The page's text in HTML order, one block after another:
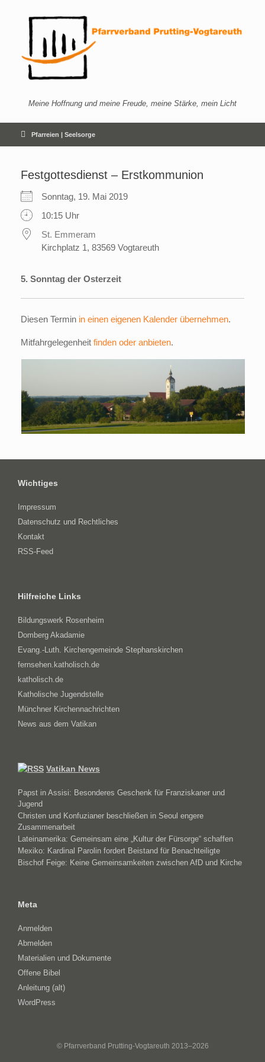
Meine Hoffnung und meine Freude, meine Stärke, mein Licht
Pfarreien | Seelsorge
Festgottesdienst – Erstkommunion
Sonntag, 19. Mai 2019
10:15 Uhr
St. Emmeram
Kirchplatz 1, 83569 Vogtareuth
5. Sonntag der Osterzeit
Diesen Termin in einen eigenen Kalender übernehmen.
Mitfahrgelegenheit finden oder anbieten.
Wichtiges
Impressum
Datenschutz und Rechtliches
Kontakt
RSS-Feed
Hilfreiche Links
Bildungswerk Rosenheim
Domberg Akadamie
Evang.-Luth. Kirchengemeinde Stephanskirchen
fernsehen.katholisch.de
katholisch.de
Katholische Jugendstelle
Münchner Kirchennachrichten
News aus dem Vatikan
Vatikan News
Papst in Assisi: Besonderes Geschenk für Franziskaner und
Jugend
Christen und Konfuzianer beschließen in Seoul engere
Zusammenarbeit
Lateinamerika: Gemeinsam eine „Kultur der Fürsorge“ schaffen
Mexiko: Kardinal Parolin fordert Beistand für Benachteiligte
Bischof Feige: Keine Gemeinsamkeiten zwischen AfD und Kirche
Meta
Anmelden
Abmelden
Materialien und Dokumente
Offene Bibel
Anleitung (alt)
WordPress
© Pfarrverband Prutting-Vogtareuth 2013–2026